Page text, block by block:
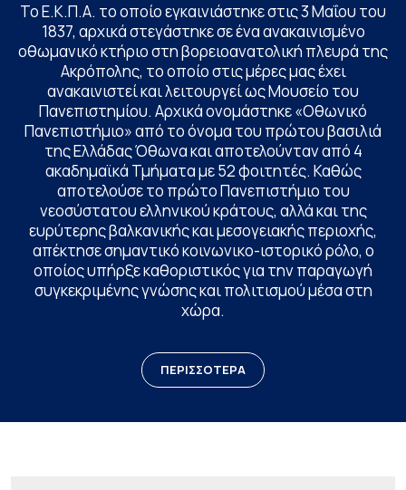
Το Ε.Κ.Π.Α. το οποίο εγκαινιάστηκε στις 3 Μαΐου του
1837, αρχικά στεγάστηκε σε ένα ανακαινισμένο
οθωμανικό κτήριο στη βορειοανατολική πλευρά της
Ακρόπολης, το οποίο στις μέρες μας έχει
ανακαινιστεί και λειτουργεί ως Μουσείο του
Πανεπιστημίου. Αρχικά ονομάστηκε «Οθωνικό
Πανεπιστήμιο» από το όνομα του πρώτου βασιλιά
της Ελλάδας Όθωνα και αποτελούνταν από 4
ακαδημαϊκά Τμήματα με 52 φοιτητές. Καθώς
αποτελούσε το πρώτο Πανεπιστήμιο του
νεοσύστατου ελληνικού κράτους, αλλά και της
ευρύτερης βαλκανικής και μεσογειακής περιοχής,
απέκτησε σημαντικό κοινωνικο-ιστορικό ρόλο, ο
οποίος υπήρξε καθοριστικός για την παραγωγή
συγκεκριμένης γνώσης και πολιτισμού μέσα στη
χώρα.
ΠΕΡΙΣΣΟΤΕΡΑ